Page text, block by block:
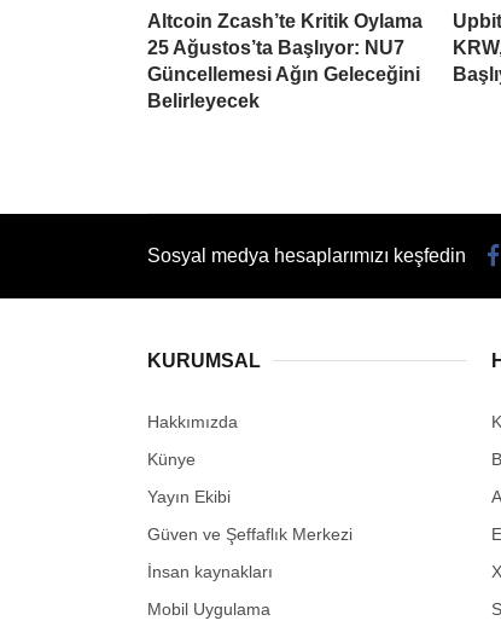
Altcoin Zcash’te Kritik Oylama
25 Ağustos’ta Başlıyor: NU7
Güncellemesi Ağın Geleceğini
Belirleyecek
Sosyal medya hesaplarımızı keşfedin
KURUMSAL
Hakkımızda
Künye
Yayın Ekibi
Güven ve Şeffaflık Merkezi
İnsan kaynakları
Mobil Uygulama